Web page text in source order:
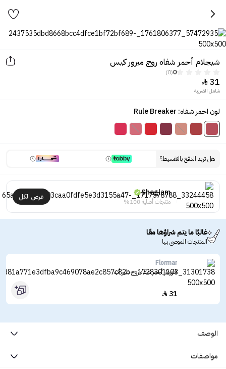
شيجلام أحمر شفاه روج ميرور كيس
0
(0)
31

شامل الضريبة
لون احمر شفاه: Rule Breaker
هل تريد الدفع بالتقسيط؟
Sheglam
منتجات أصلية 100%
عرض الكل
غالبًا ما يتم شراؤها معًا
المنتجات الموصى بها
Flormar
فلورمار أحمر شفاه روج شير أب
31

الوصف
مواصفات